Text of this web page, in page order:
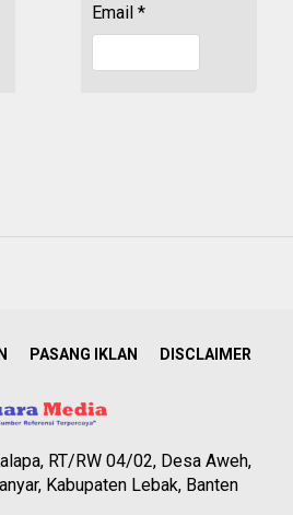
Email *
PASANG IKLAN DISCLAIMER
RT/RW 04/02, Desa Aweh,
Kabupaten Lebak, Banten